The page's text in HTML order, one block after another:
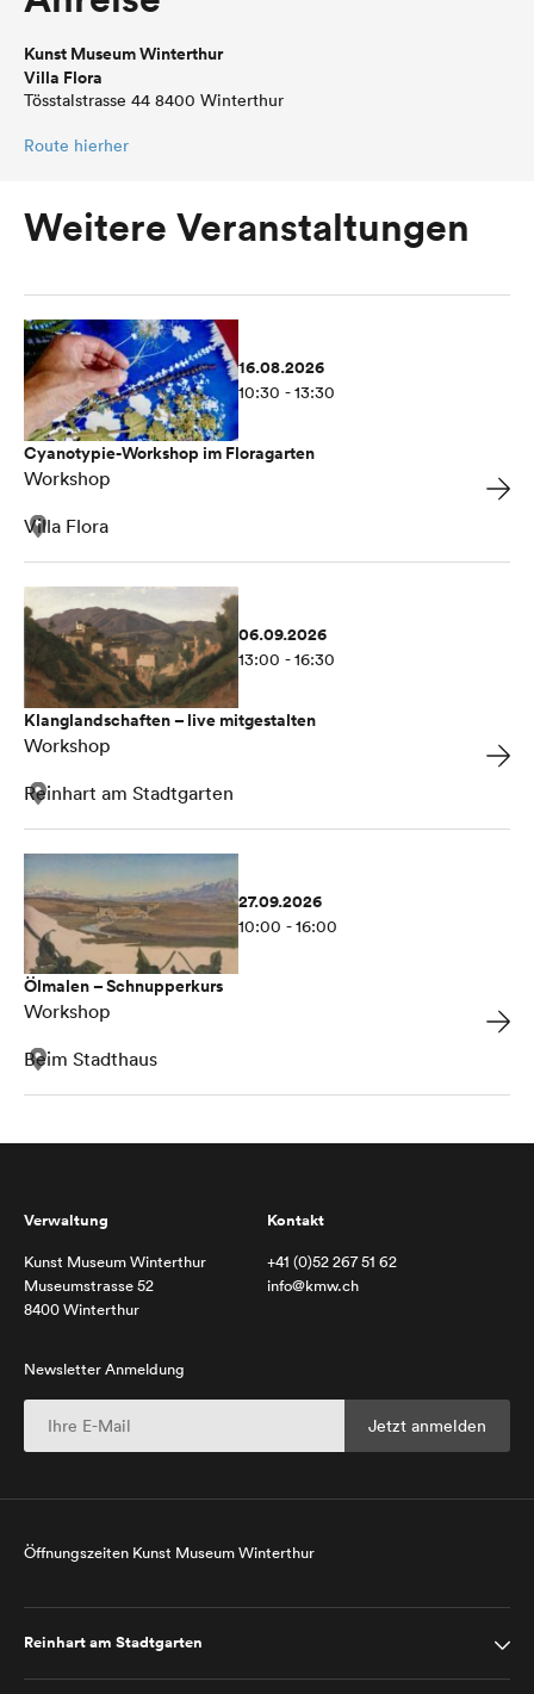
Kunst Museum Winterthur
Villa Flora
Tösstalstrasse 44 8400 Winterthur
Route hierher
Weitere Veranstaltungen
16.08.2026
10:30 - 13:30
Cyanotypie-Workshop im Floragarten
Workshop
Villa Flora
06.09.2026
13:00 - 16:30
Klanglandschaften – live mitgestalten
Workshop
Reinhart am Stadtgarten
27.09.2026
10:00 - 16:00
Ölmalen – Schnupperkurs
Workshop
Beim Stadthaus
Verwaltung
Kunst Museum Winterthur
Museumstrasse 52
8400 Winterthur
Kontakt
+41 (0)52 267 51 62
info@kmw.ch
Newsletter Anmeldung
Öffnungszeiten Kunst Museum Winterthur
Reinhart am Stadtgarten